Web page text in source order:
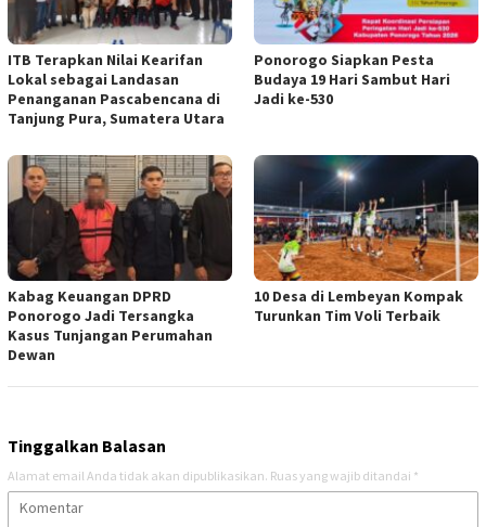
ITB Terapkan Nilai Kearifan
Lokal sebagai Landasan
Penanganan Pascabencana di
Tanjung Pura, Sumatera Utara
Ponorogo Siapkan Pesta
Budaya 19 Hari Sambut Hari
Jadi ke-530
Kabag Keuangan DPRD
Ponorogo Jadi Tersangka
Kasus Tunjangan Perumahan
Dewan
10 Desa di Lembeyan Kompak
Turunkan Tim Voli Terbaik
Tinggalkan Balasan
Alamat email Anda tidak akan dipublikasikan. Ruas yang wajib ditandai *